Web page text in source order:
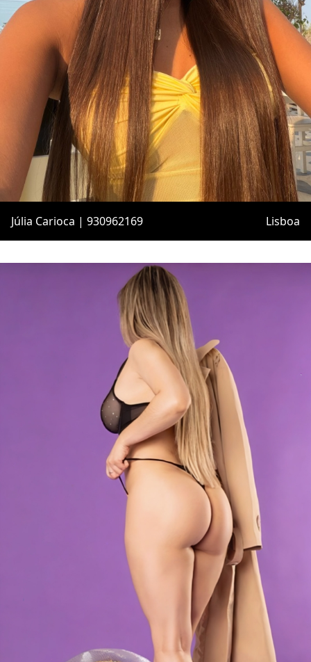
Júlia Carioca | 930962169 Lisboa